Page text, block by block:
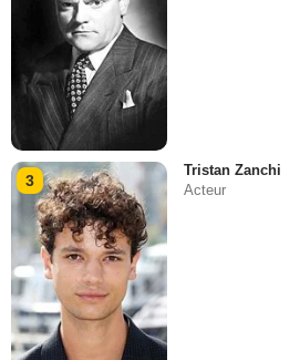
3
Tristan Zanchi
Acteur